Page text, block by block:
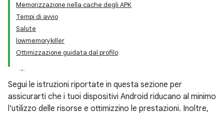
Memorizzazione nella cache degli APK
Tempi di avvio
Salute
lowmemorykiller
Ottimizzazione guidata dal profilo
Segui le istruzioni riportate in questa sezione per
assicurarti che i tuoi dispositivi Android riducano al minimo
l'utilizzo delle risorse e ottimizzino le prestazioni. Inoltre,